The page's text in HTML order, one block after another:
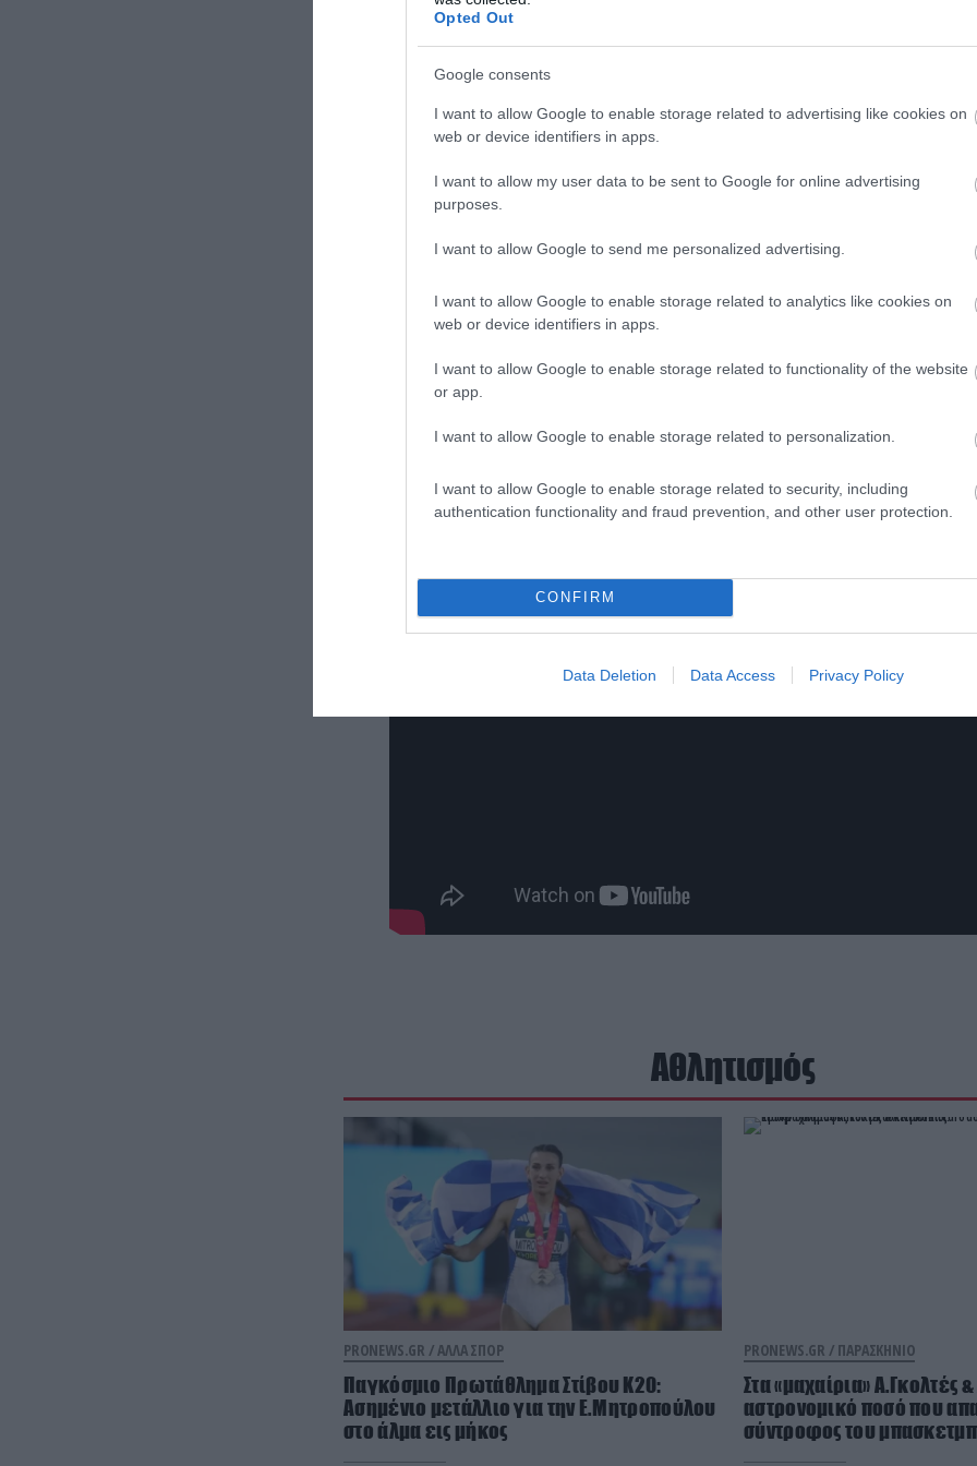
Opted Out
Google consents
I want to allow Google to enable storage related to advertising like cookies on
web or device identifiers in apps.
I want to allow my user data to be sent to Google for online advertising
purposes.
I want to allow Google to send me personalized advertising.
I want to allow Google to enable storage related to analytics like cookies on
web or device identifiers in apps.
I want to allow Google to enable storage related to functionality of the website
or app.
I want to allow Google to enable storage related to personalization.
I want to allow Google to enable storage related to security, including
authentication functionality and fraud prevention, and other user protection.
CONFIRM
Data Deletion Data Access Privacy Policy
ΕΙΔΗΣΕΙΣ ΣΗΜΕΡΑ
Ο γρίφος με τον βαρκάρη και το πρόβατο που έχει
διαδίκτυο – Μπορείτε να τον λύσετε;
Αυτά είναι τα φρούτα και τα λαχανικά του Αυγούστου: Οι
επιλογές που πρέπει να βάλετε στο τραπέζι σας
Νέα Ζηλανδία: Δημοτική σύμβουλος συμμετείχε σε
από το… μπάνιο της! – Δείτε το viral βίντεο
στο Google News και
πρώτοι όλες τις ειδήσεις
TAGS: ΑΝΑΛΗΨΗ
Δείτε μας ζωντανά στοYouTube,Twitch,X,
Αθλητισμός
PRONEWS.GR / ΑΛΛΑ ΣΠΟΡ
Παγκόσμιο Πρωτάθλημα Στίβου Κ20:
Ασημένιο μετάλλιο για την Ε.Μητροπούλου
στο άλμα εις μήκος
PRONEWS.GR / ΠΑΡΑΣΚΗΝΙΟ
Στα «μαχαίρια» Α.Γκολτές
αστρονομικό ποσό που
σύντροφος του